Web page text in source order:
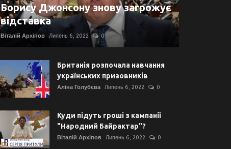
Борису Джонсону знову загрожує
відставка
Віталій Архіпов Липень 6, 2022 0
Британія розпочала навчання
українських призовників
Аліна Голубєва Липень 6, 2022 0
Куди підуть гроші з кампанії
"Народний Байрактар"?
Віталій Архіпов Липень 6, 2022 0